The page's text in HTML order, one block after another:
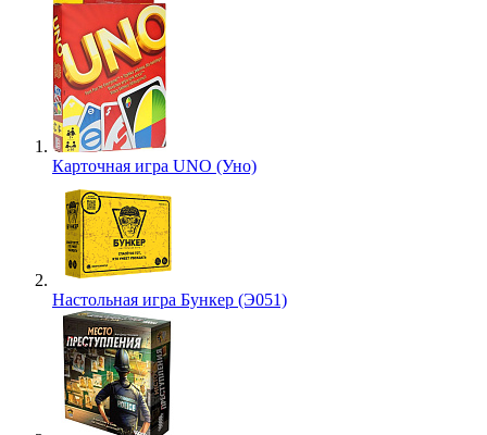
Карточная игра UNO (Уно)
Настольная игра Бункер (Э051)